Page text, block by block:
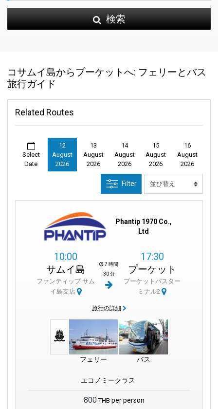
検索
コサムイ島からプーケットへ: フェリーとバス
旅行ガイド
Related Routes
Select
Date
12
August
2026
13
August
2026
14
August
2026
15
August
2026
16
August
2026
Filter
Phantip 1970 Co.,
Ltd
10:00
サムイ島
ファンティップ サム
イ島支店
7 時間
30 分
17:30
プーケット
プーケットバスター
ミナル2
旅行の詳細
フェリー バス
エコノミークラス
800 THB per person